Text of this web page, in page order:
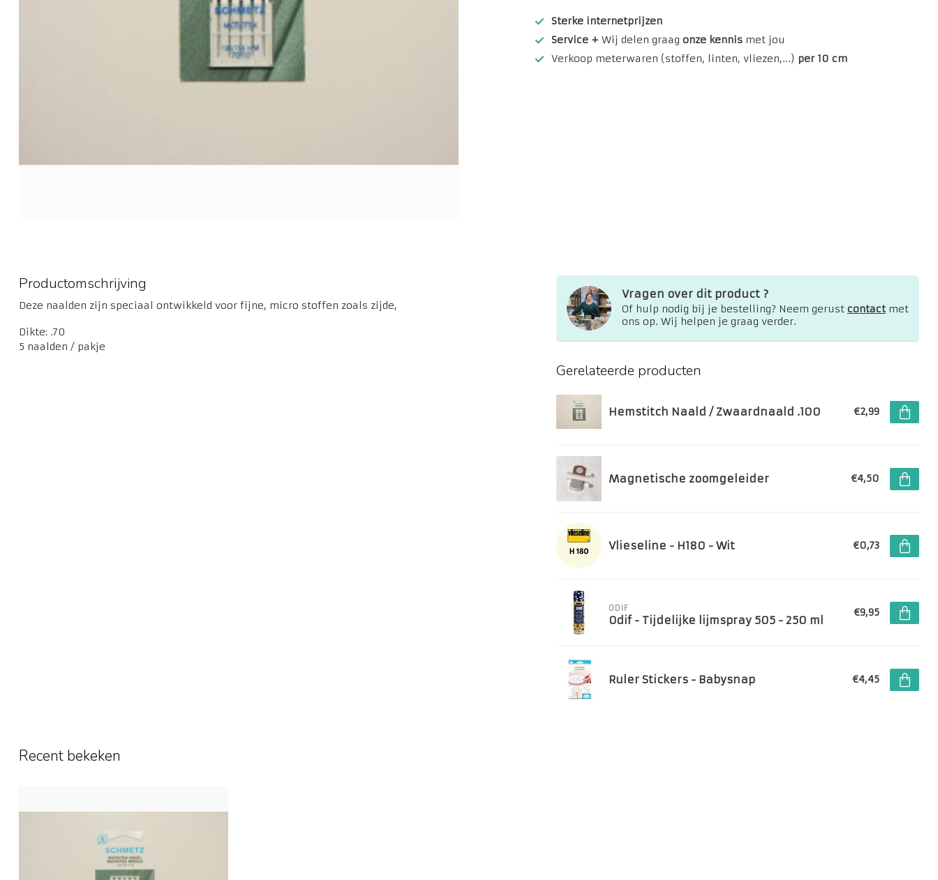
Sterke internetprijzen
Service + Wij delen graagonze kennis met jou
Verkoop meterwaren (stoffen, linten, vliezen,...) per 10 cm
Productomschrijving
Deze naalden zijn speciaal ontwikkeld voor fijne, micro stoffen zoals zijde,
Dikte: .70
5 naalden / pakje
Vragen over dit product ?
Of hulp nodig bij je bestelling? Neem gerust contactmet
ons op. Wij helpen je graag verder.
Gerelateerde producten
Hemstitch Naald / Zwaardnaald .100 €2,99
Magnetische zoomgeleider €4,50
Vlieseline - H180 - Wit €0,73
ODIF
Odif - Tijdelijke lijmspray 505 - 250 ml
€9,95
Ruler Stickers - Babysnap €4,45
Recent bekeken